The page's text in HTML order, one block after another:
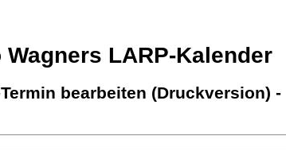
Wagners LARP-Kalender
bearbeiten (Druckversion) -